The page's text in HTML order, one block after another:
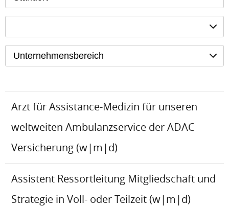
Unternehmensbereich
Arzt für Assistance-Medizin für unseren
weltweiten Ambulanzservice der ADAC
Versicherung (w|m|d)
Assistent Ressortleitung Mitgliedschaft und
Strategie in Voll- oder Teilzeit (w|m|d)